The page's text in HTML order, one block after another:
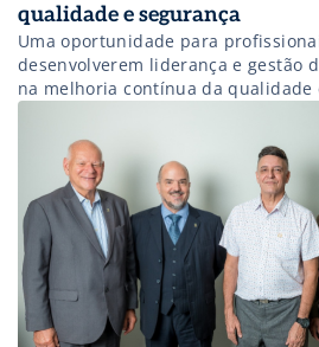
qualidade e segurança
Uma oportunidade para
desenvolverem liderança e gestão
na melhoria contínua da qualidade